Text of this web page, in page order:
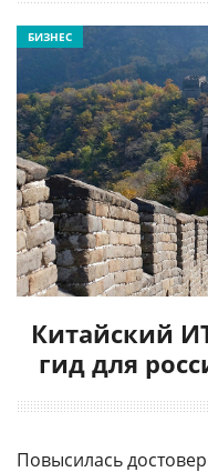
Китайский
гид для
БИЗНЕС
Повысилась